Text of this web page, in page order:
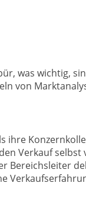
was wichtig,
von
Verkauf
Bereichsleiter